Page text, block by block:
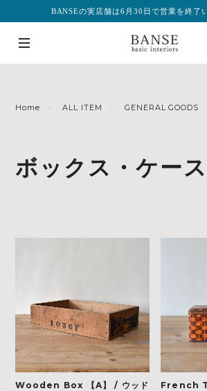
BANSEの実店舗は6月30日で営業を終了
Home ALL ITEM GENERAL GOODS
ボックス・ケース
Wooden Box 【A】 / ウッド
French